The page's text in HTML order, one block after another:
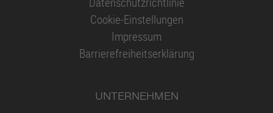
Cookie-Einstellungen
Impressum
Barrierefreiheitserklärung
UNTERNEHMEN